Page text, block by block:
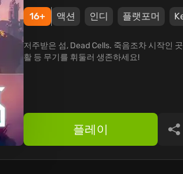
16+ 액션 인디 플랫포머
저주받은 섬, Dead Cells. 죽음조차 시작인
활 등 무기를 휘둘러 생존하세요!
플레이